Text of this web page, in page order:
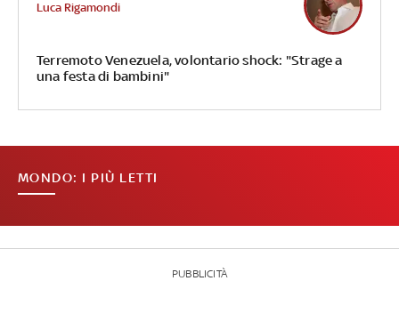
Terremoto Venezuela, volontario shock: "Strage a
una festa di bambini"
Luca Rigamondi
MONDO: I PIÙ LETTI
PUBBLICITÀ